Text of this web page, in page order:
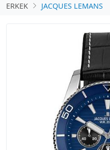
ERKEK
JACQUES LEMANS